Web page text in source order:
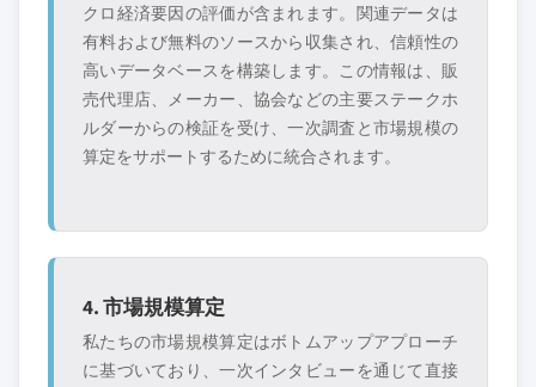
クロ経済要因の評価が含まれます。関連データは
有料および無料のソースから収集され、信頼性の
高いデータベースを構築します。この情報は、販
売代理店、メーカー、協会などの主要ステークホ
ルダーからの検証を受け、一次調査と市場規模の
算定をサポートするために統合されます。
4. 市場規模算定
私たちの市場規模算定はボトムアップアプローチ
に基づいており、一次インタビューを通じて直接